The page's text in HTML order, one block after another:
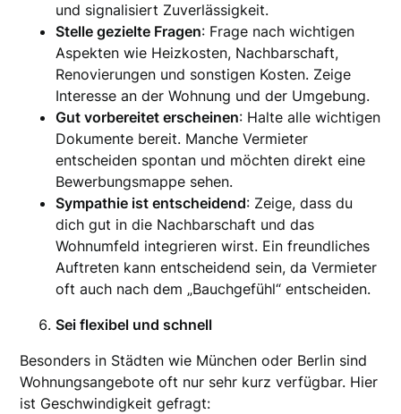
und signalisiert Zuverlässigkeit.
Stelle gezielte Fragen: Frage nach wichtigen
Aspekten wie Heizkosten, Nachbarschaft,
Renovierungen und sonstigen Kosten. Zeige
Interesse an der Wohnung und der Umgebung.
Gut vorbereitet erscheinen: Halte alle wichtigen
Dokumente bereit. Manche Vermieter
entscheiden spontan und möchten direkt eine
Bewerbungsmappe sehen.
Sympathie ist entscheidend: Zeige, dass du
dich gut in die Nachbarschaft und das
Wohnumfeld integrieren wirst. Ein freundliches
Auftreten kann entscheidend sein, da Vermieter
oft auch nach dem „Bauchgefühl“ entscheiden.
Sei flexibel und schnell
Besonders in Städten wie München oder Berlin sind
Wohnungsangebote oft nur sehr kurz verfügbar. Hier
ist Geschwindigkeit gefragt: